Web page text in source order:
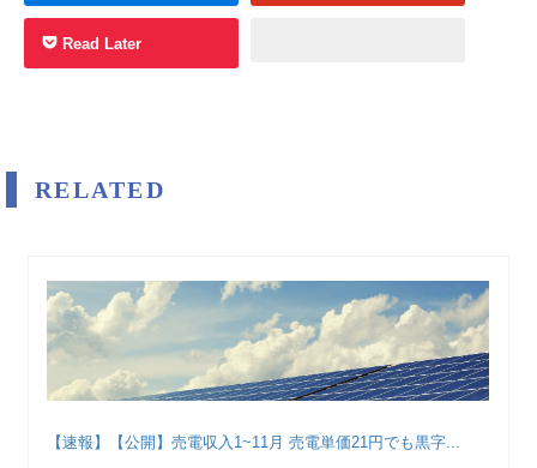
Read Later
RELATED
【速報】【公開】売電収入1~11月 売電単価21円でも黒字...